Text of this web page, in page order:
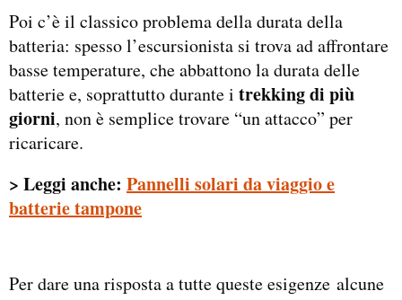
Poi c’è il classico problema della durata della
batteria: spesso l’escursionista si trova ad affrontare
basse temperature, che abbattono la durata delle
batterie e, soprattutto durante i trekking di più
giorni, non è semplice trovare “un attacco” per
ricaricare.
> Leggi anche: Pannelli solari da viaggio e
batterie tampone
Per dare una risposta a tutte queste esigenze alcune